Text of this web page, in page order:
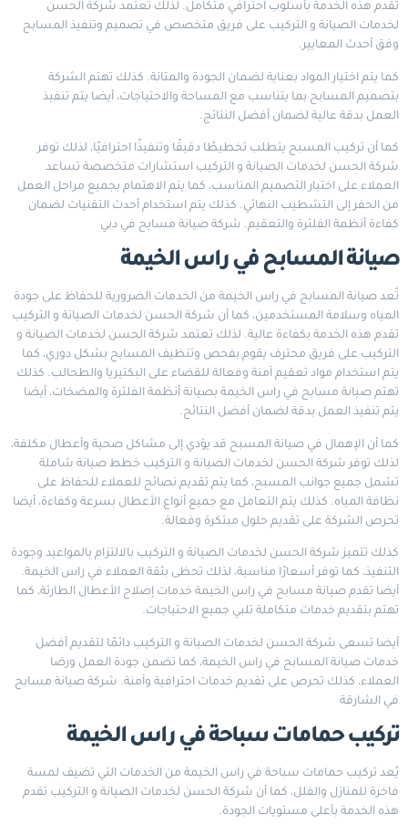
تقدم هذه الخدمة بأسلوب احترافي متكامل. لذلك تعتمد شركة الحسن
لخدمات الصيانة و التركيب على فريق متخصص في تصميم وتنفيذ المسابح
وفق أحدث المعايير.
كما يتم اختيار المواد بعناية لضمان الجودة والمتانة. كذلك تهتم الشركة
بتصميم المسابح بما يتناسب مع المساحة والاحتياجات، أيضا يتم تنفيذ
العمل بدقة عالية لضمان أفضل النتائج.
كما أن تركيب المسبح يتطلب تخطيطًا دقيقًا وتنفيذًا احترافيًا، لذلك توفر
شركة الحسن لخدمات الصيانة و التركيب استشارات متخصصة تساعد
العملاء على اختيار التصميم المناسب، كما يتم الاهتمام بجميع مراحل العمل
من الحفر إلى التشطيب النهائي. كذلك يتم استخدام أحدث التقنيات لضمان
كفاءة أنظمة الفلترة والتعقيم. شركة صيانة مسابح في دبي
صيانة المسابح في راس الخيمة
تُعد صيانة المسابح في راس الخيمة من الخدمات الضرورية للحفاظ على جودة
المياه وسلامة المستخدمين، كما أن شركة الحسن لخدمات الصيانة و التركيب
تقدم هذه الخدمة بكفاءة عالية. لذلك تعتمد شركة الحسن لخدمات الصيانة و
التركيب على فريق محترف يقوم بفحص وتنظيف المسابح بشكل دوري، كما
يتم استخدام مواد تعقيم آمنة وفعالة للقضاء على البكتيريا والطحالب. كذلك
تهتم صيانة مسابح في راس الخيمة بصيانة أنظمة الفلترة والمضخات، أيضا
يتم تنفيذ العمل بدقة لضمان أفضل النتائج.
كما أن الإهمال في صيانة المسبح قد يؤدي إلى مشاكل صحية وأعطال مكلفة،
لذلك توفر شركة الحسن لخدمات الصيانة و التركيب خطط صيانة شاملة
تشمل جميع جوانب المسبح، كما يتم تقديم نصائح للعملاء للحفاظ على
نظافة المياه. كذلك يتم التعامل مع جميع أنواع الأعطال بسرعة وكفاءة، أيضا
تحرص الشركة على تقديم حلول مبتكرة وفعالة.
كذلك تتميز شركة الحسن لخدمات الصيانة و التركيب بالالتزام بالمواعيد وجودة
التنفيذ، كما توفر أسعارًا مناسبة، لذلك تحظى بثقة العملاء في راس الخيمة.
أيضا تقدم صيانة مسابح في راس الخيمة خدمات إصلاح الأعطال الطارئة، كما
تهتم بتقديم خدمات متكاملة تلبي جميع الاحتياجات.
أيضا تسعى شركة الحسن لخدمات الصيانة و التركيب دائمًا لتقديم أفضل
خدمات صيانة المسابح في راس الخيمة، كما تضمن جودة العمل ورضا
العملاء، كذلك تحرص على تقديم خدمات احترافية وآمنة. شركة صيانة مسابح
في الشارقة
تركيب حمامات سباحة في راس الخيمة
يُعد تركيب حمامات سباحة في راس الخيمة من الخدمات التي تضيف لمسة
فاخرة للمنازل والفلل، كما أن شركة الحسن لخدمات الصيانة و التركيب تقدم
هذه الخدمة بأعلى مستويات الجودة.